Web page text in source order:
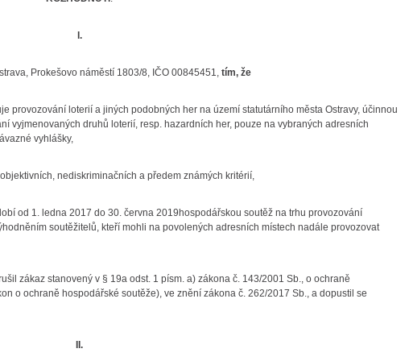
I.
Prokešovo náměstí 1803/8, IČO 00845451, tím, že
provozování loterií a jiných podobných her na území statutárního města Ostravy, účinnou
vyjmenovaných druhů loterií, resp. hazardních her, pouze na vybraných adresních
vyhlášky,
nediskriminačních a předem známých kritérií,
od 1. ledna 2017 do 30. června 2019hospodářskou soutěž na trhu provozování
soutěžitelů, kteří mohli na povolených adresních místech nadále provozovat
zákaz stanovený v § 19a odst. 1 písm. a) zákona č. 143/2001 Sb., o ochraně
o ochraně hospodářské soutěže), ve znění zákona č. 262/2017 Sb., a dopustil se
II.